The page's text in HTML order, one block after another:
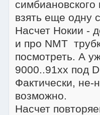
взять еще одну
Насчет Нокии -
и про NMT
посмотреть. А
9000..91хх под
Фактически, не-
возможно.
Насчет